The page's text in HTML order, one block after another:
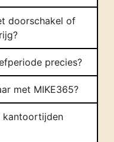
doorschakel of
precies?
met MIKE365?
kantoortijden